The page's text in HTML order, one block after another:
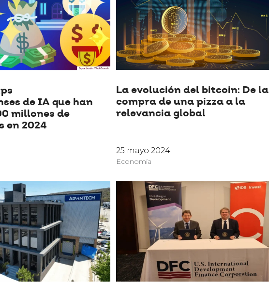
de IA que han
millones de
en 2024
La evolución del bitcoin: De la
compra de una pizza a la
relevancia global
25 mayo 2024
Economía